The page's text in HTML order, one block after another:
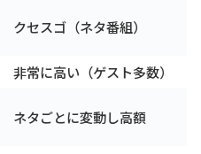
クセスゴ（ネタ番組）
非常に高い（ゲスト多数）
ネタごとに変動し高額